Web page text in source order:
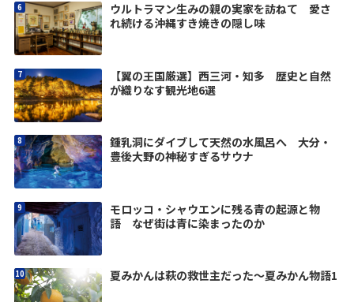
ウルトラマン生みの親の実家を訪ねて 愛さ
れ続ける沖縄すき焼きの隠し味
【翼の王国厳選】西三河・知多 歴史と自然
が織りなす観光地6選
鍾乳洞にダイブして天然の水風呂へ 大分・
豊後大野の神秘すぎるサウナ
モロッコ・シャウエンに残る青の起源と物
語 なぜ街は青に染まったのか
夏みかんは萩の救世主だった〜夏みかん物語1